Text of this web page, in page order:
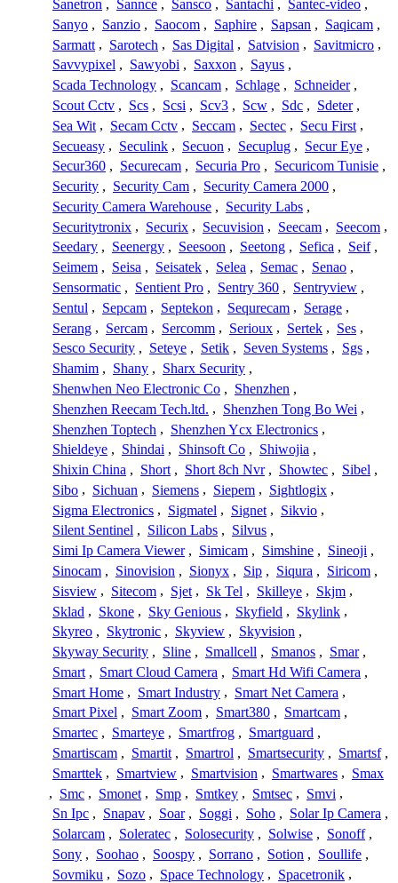
Sanetron , Sannce , Sansco , Santachi , Santec-video ,
Sanyo , Sanzio , Saocom , Saphire , Sapsan , Saqicam ,
Sarmatt , Sarotech , Sas Digital , Satvision , Savitmicro ,
Savvypixel , Sawyobi , Saxxon , Sayus ,
Scada Technology , Scancam , Schlage , Schneider ,
Scout Cctv , Scs , Scsi , Scv3 , Scw , Sdc , Sdeter ,
Sea Wit , Secam Cctv , Seccam , Sectec , Secu First ,
Secueasy , Seculink , Secuon , Secuplug , Secur Eye ,
Secur360 , Securecam , Securia Pro , Securicom Tunisie ,
Security , Security Cam , Security Camera 2000 ,
Security Camera Warehouse , Security Labs ,
Securitytronix , Securix , Secuvision , Seecam , Seecom ,
Seedary , Seenergy , Seesoon , Seetong , Sefica , Seif ,
Seimem , Seisa , Seisatek , Selea , Semac , Senao ,
Sensormatic , Sentient Pro , Sentry 360 , Sentryview ,
Sentul , Sepcam , Septekon , Sequrecam , Serage ,
Serang , Sercam , Sercomm , Serioux , Sertek , Ses ,
Sesco Security , Seteye , Setik , Seven Systems , Sgs ,
Shamim , Shany , Sharx Security ,
Shenwhen Neo Electronic Co , Shenzhen ,
Shenzhen Reecam Tech.ltd. , Shenzhen Tong Bo Wei ,
Shenzhen Toptech , Shenzhen Ycx Electronics ,
Shieldeye , Shindai , Shinsoft Co , Shiwojia ,
Shixin China , Short , Short 8ch Nvr , Showtec , Sibel ,
Sibo , Sichuan , Siemens , Siepem , Sightlogix ,
Sigma Electronics , Sigmatel , Signet , Sikvio ,
Silent Sentinel , Silicon Labs , Silvus ,
Simi Ip Camera Viewer , Simicam , Simshine , Sineoji ,
Sinocam , Sinovision , Sionyx , Sip , Siqura , Siricom ,
Sisview , Sitecom , Sjet , Sk Tel , Skilleye , Skjm ,
Sklad , Skone , Sky Genious , Skyfield , Skylink ,
Skyreo , Skytronic , Skyview , Skyvision ,
Skyway Security , Sline , Smallcell , Smanos , Smar ,
Smart , Smart Cloud Camera , Smart Hd Wifi Camera ,
Smart Home , Smart Industry , Smart Net Camera ,
Smart Pixel , Smart Zoom , Smart380 , Smartcam ,
Smartec , Smarteye , Smartfrog , Smartguard ,
Smartiscam , Smartit , Smartrol , Smartsecurity , Smartsf ,
Smarttek , Smartview , Smartvision , Smartwares , Smax
, Smc , Smonet , Smp , Smtkey , Smtsec , Smvi ,
Sn Ipc , Snapav , Soar , Soggi , Soho , Solar Ip Camera ,
Solarcam , Soleratec , Solosecurity , Solwise , Sonoff ,
Sony , Soohao , Soospy , Sorrano , Sotion , Soullife ,
Sovmiku , Sozo , Space Technology , Spacetronik ,